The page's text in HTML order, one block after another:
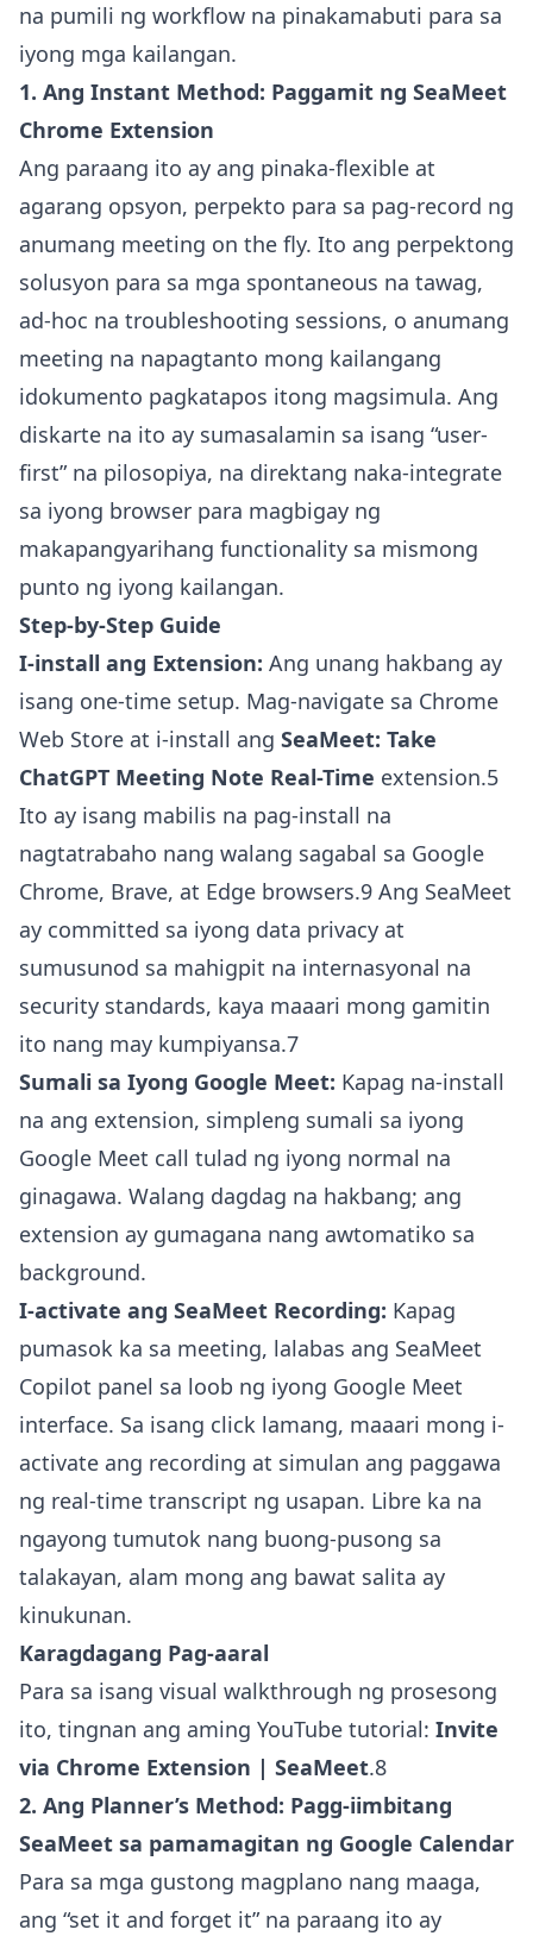
na pumili ng workflow na pinakamabuti para sa
iyong mga kailangan.
1. Ang Instant Method: Paggamit ng SeaMeet
Chrome Extension
Ang paraang ito ay ang pinaka-flexible at
agarang opsyon, perpekto para sa pag-record ng
anumang meeting on the fly. Ito ang perpektong
solusyon para sa mga spontaneous na tawag,
ad-hoc na troubleshooting sessions, o anumang
meeting na napagtanto mong kailangang
idokumento pagkatapos itong magsimula. Ang
diskarte na ito ay sumasalamin sa isang “user-
first” na pilosopiya, na direktang naka-integrate
sa iyong browser para magbigay ng
makapangyarihang functionality sa mismong
punto ng iyong kailangan.
Step-by-Step Guide
I-install ang Extension: Ang unang hakbang ay
isang one-time setup. Mag-navigate sa Chrome
Web Store at i-install ang SeaMeet: Take
ChatGPT Meeting Note Real-Time extension.5
Ito ay isang mabilis na pag-install na
nagtatrabaho nang walang sagabal sa Google
Chrome, Brave, at Edge browsers.9 Ang SeaMeet
ay committed sa iyong data privacy at
sumusunod sa mahigpit na internasyonal na
security standards, kaya maaari mong gamitin
ito nang may kumpiyansa.7
Sumali sa Iyong Google Meet: Kapag na-install
na ang extension, simpleng sumali sa iyong
Google Meet call tulad ng iyong normal na
ginagawa. Walang dagdag na hakbang; ang
extension ay gumagana nang awtomatiko sa
background.
I-activate ang SeaMeet Recording: Kapag
pumasok ka sa meeting, lalabas ang SeaMeet
Copilot panel sa loob ng iyong Google Meet
interface. Sa isang click lamang, maaari mong i-
activate ang recording at simulan ang paggawa
ng real-time transcript ng usapan. Libre ka na
ngayong tumutok nang buong-pusong sa
talakayan, alam mong ang bawat salita ay
kinukunan.
Karagdagang Pag-aaral
Para sa isang visual walkthrough ng prosesong
ito, tingnan ang aming YouTube tutorial: Invite
via Chrome Extension | SeaMeet.8
2. Ang Planner’s Method: Pagg-iimbitang
SeaMeet sa pamamagitan ng Google Calendar
Para sa mga gustong magplano nang maaga,
ang “set it and forget it” na paraang ito ay